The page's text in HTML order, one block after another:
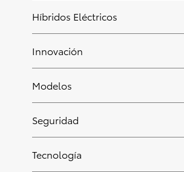
Híbridos Eléctricos
Innovación
Modelos
Seguridad
Tecnología